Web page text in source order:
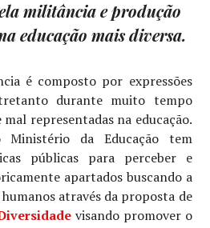
militância e produção
educação mais diversa.
é composto por expressões
durante muito tempo
representadas na educação.
da Educação tem
públicas para perceber e
apartados buscando a
através da proposta de
visando promover o